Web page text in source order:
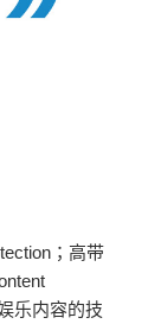
；高带
乐内容的技